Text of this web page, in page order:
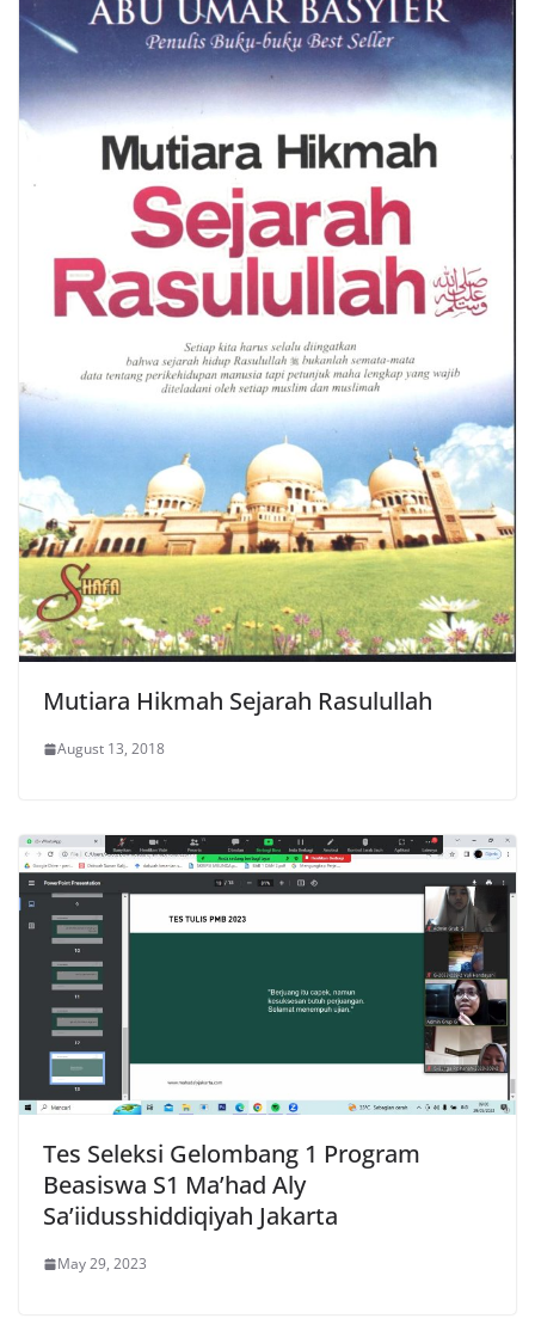
Mutiara Hikmah Sejarah Rasulullah
August 13, 2018
Tes Seleksi Gelombang 1 Program
Beasiswa S1 Ma’had Aly
Sa’iidusshiddiqiyah Jakarta
May 29, 2023